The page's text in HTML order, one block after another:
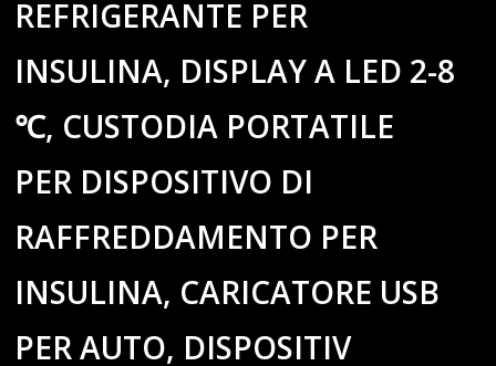
REFRIGERANTE PER
INSULINA, DISPLAY A LED 2-8
℃, CUSTODIA PORTATILE
PER DISPOSITIVO DI
RAFFREDDAMENTO PER
INSULINA, CARICATORE USB
PER AUTO, DISPOSITIV